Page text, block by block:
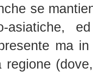
se
asiatiche,
ma
regione